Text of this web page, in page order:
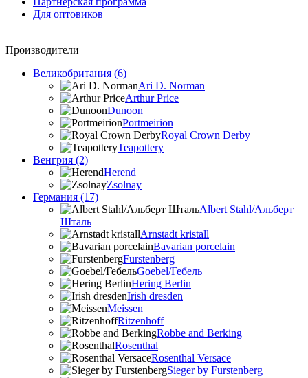
Для оптовиков
Производители
Великобритания (6)
Ari D. Norman
Arthur Price
Dunoon
Portmeirion
Royal Crown Derby
Teapottery
Венгрия (2)
Herend
Zsolnay
Германия (17)
Albert Stahl/Альбеpт
Шталь
Arnstadt kristall
Bavarian porcelain
Furstenberg
Goebel/Гебель
Hering Berlin
Irish dresden
Meissen
Ritzenhoff
Robbe and Berking
Rosenthal
Rosenthal Versace
Sieger by Furstenberg